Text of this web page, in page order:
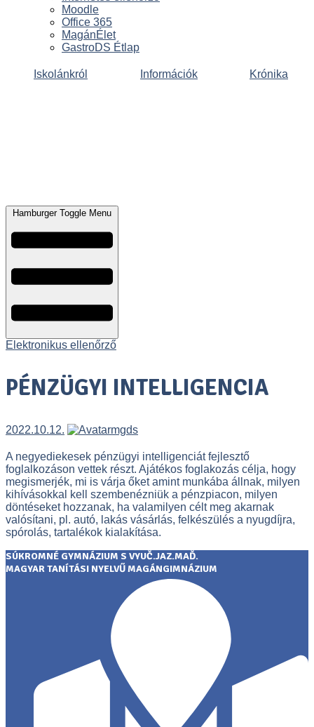
Moodle
Office 365
MagánÉlet
GastroDS Étlap
Iskolánkról Információk Krónika
Hamburger Toggle Menu
Elektronikus ellenőrző
PÉNZÜGYI INTELLIGENCIA
2022.10.12. mgds
A negyediekesek pénzügyi intelligenciát fejlesztő
foglalkozáson vettek részt. Ajátékos foglakozás célja, hogy
megismerjék, mi is várja őket amint munkába állnak, milyen
kihívásokkal kell szembenézniük a pénzpiacon, milyen
döntéseket hozzanak, ha valamilyen célt meg akarnak
valósítani, pl. autó, lakás vásárlás, felkészülés a nyugdíjra,
spórolás, tartalékok kialakítása.
SÚKROMNÉ GYMNÁZIUM S VYUČ.JAZ.MAĎ.
MAGYAR TANÍTÁSI NYELVŰ MAGÁNGIMNÁZIUM